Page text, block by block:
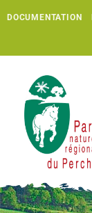
DOCUMENTATION